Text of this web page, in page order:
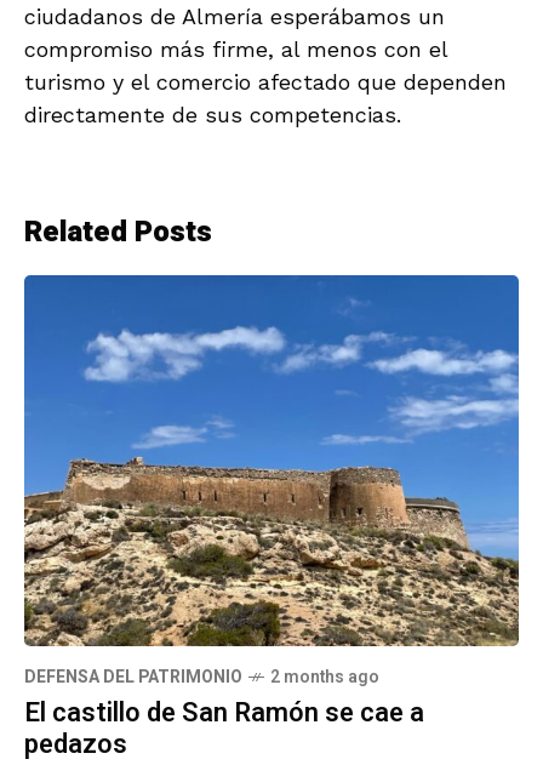
ciudadanos de Almería esperábamos un
compromiso más firme, al menos con el
turismo y el comercio afectado que dependen
directamente de sus competencias.
Related Posts
DEFENSA DEL PATRIMONIO 2 months ago
El castillo de San Ramón se cae a
pedazos